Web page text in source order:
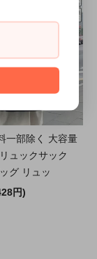
一部除く 大容量
ュックサック
グ リュッ
円)